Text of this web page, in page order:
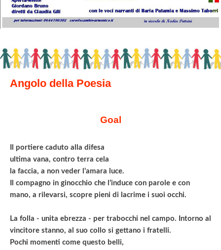
Angolo della Poesia
Goal
Il portiere caduto alla difesa
ultima vana, contro terra cela
la faccia, a non veder l’amara luce.
Il compagno in ginocchio che l’induce con parole e con
mano, a rilevarsi, scopre pieni di lacrime i suoi occhi.
La folla - unita ebrezza - per trabocchi nel campo. Intorno al
vincitore stanno, al suo collo si gettano i fratelli.
Pochi momenti come questo belli,